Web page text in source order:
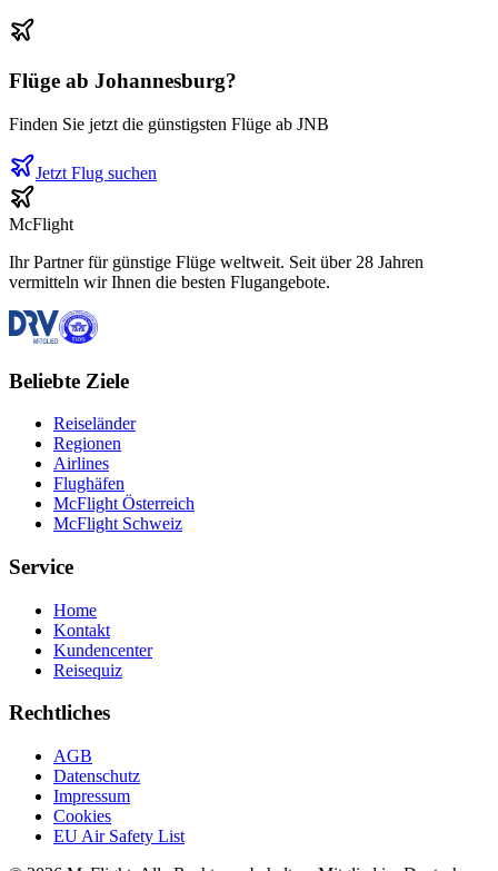
Flüge ab Johannesburg?
Finden Sie jetzt die günstigsten Flüge ab JNB
Jetzt Flug suchen
McFlight
Ihr Partner für günstige Flüge weltweit. Seit über 28 Jahren
vermitteln wir Ihnen die besten Flugangebote.
Beliebte Ziele
Reiseländer
Regionen
Airlines
Flughäfen
McFlight Österreich
McFlight Schweiz
Service
Home
Kontakt
Kundencenter
Reisequiz
Rechtliches
AGB
Datenschutz
Impressum
Cookies
EU Air Safety List